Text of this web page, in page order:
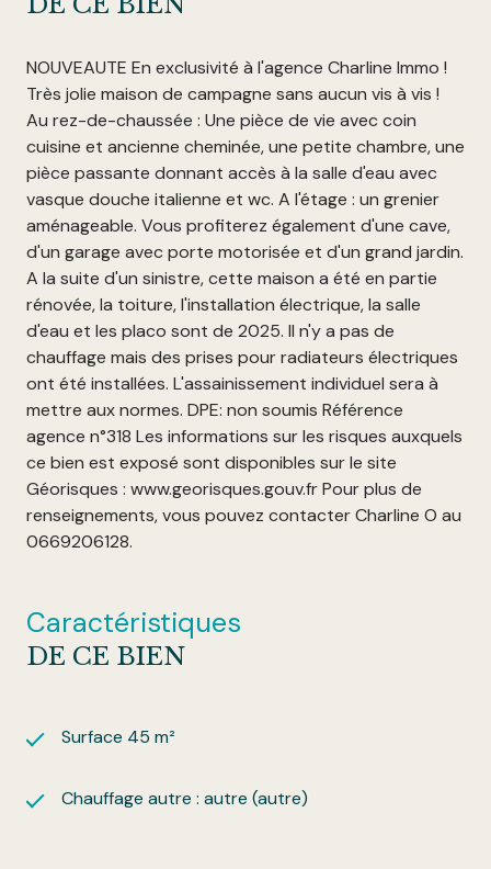
NOUVEAUTE En exclusivité à l'agence Charline Immo !
Très jolie maison de campagne sans aucun vis à vis !
Au rez-de-chaussée : Une pièce de vie avec coin
cuisine et ancienne cheminée, une petite chambre, une
pièce passante donnant accès à la salle d'eau avec
vasque douche italienne et wc. A l'étage : un grenier
aménageable. Vous profiterez également d'une cave,
d'un garage avec porte motorisée et d'un grand jardin.
A la suite d'un sinistre, cette maison a été en partie
rénovée, la toiture, l'installation électrique, la salle
d'eau et les placo sont de 2025. Il n'y a pas de
chauffage mais des prises pour radiateurs électriques
ont été installées. L'assainissement individuel sera à
mettre aux normes. DPE: non soumis Référence
agence n°318 Les informations sur les risques auxquels
ce bien est exposé sont disponibles sur le site
Géorisques : www.georisques.gouv.fr Pour plus de
renseignements, vous pouvez contacter Charline O au
0669206128.
Caractéristiques
DE CE BIEN
Surface 45 m²
Chauffage autre : autre (autre)